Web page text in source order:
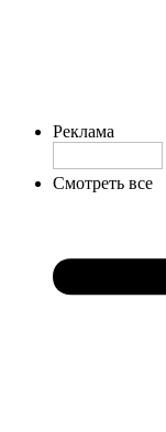
Реклама
Смотреть все